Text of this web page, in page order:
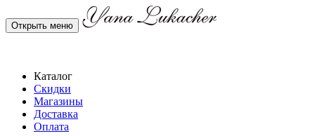
Открыть меню
Каталог
Скидки
Магазины
Доставка
Оплата